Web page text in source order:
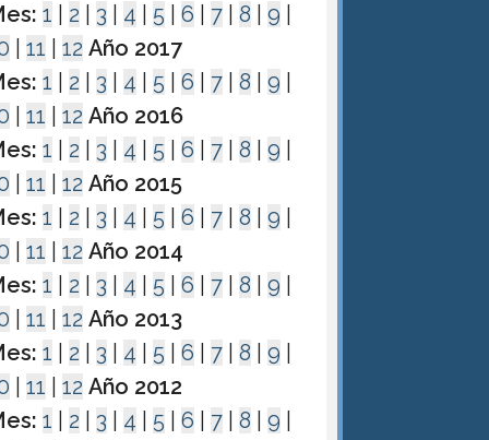
1 2 3 4 5 |6 7 |8 |9
|11 |12 Año 2017
1 2 3 4 5 |6 7 |8 |9
|11 |12 Año 2016
1 2 3 4 5 |6 7 |8 |9
|11 |12 Año 2015
1 2 3 4 5 |6 7 |8 |9
|11 |12 Año 2014
1 2 3 4 5 |6 7 |8 |9
|11 |12 Año 2013
1 2 3 4 5 |6 7 |8 |9
|11 |12 Año 2012
1 2 3 4 5 |6 7 |8 |9